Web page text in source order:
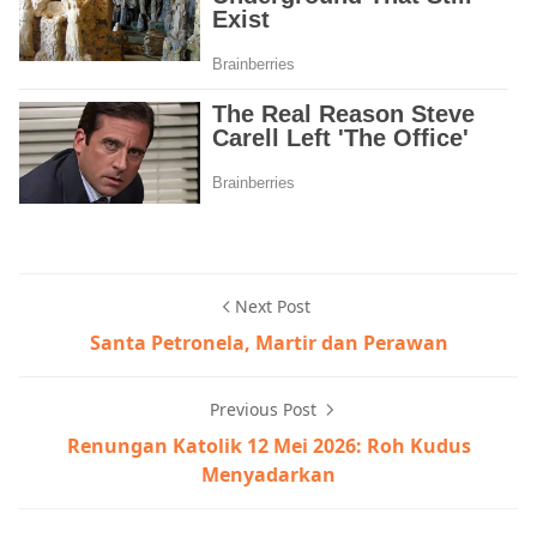
Next Post
Santa Petronela, Martir dan Perawan
Previous Post
Renungan Katolik 12 Mei 2026: Roh Kudus
Menyadarkan